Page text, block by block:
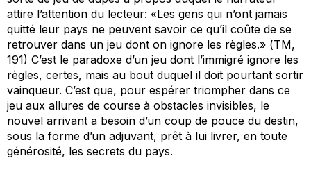
attire l’attention du lecteur: «Les gens qui n’ont jamais
quitté leur pays ne peuvent savoir ce qu’il coûte de se
retrouver dans un jeu dont on ignore les règles.» (TM,
191) C’est le paradoxe d’un jeu dont l’immigré ignore les
règles, certes, mais au bout duquel il doit pourtant sortir
vainqueur. C’est que, pour espérer triompher dans ce
jeu aux allures de course à obstacles invisibles, le
nouvel arrivant a besoin d’un coup de pouce du destin,
sous la forme d’un adjuvant, prêt à lui livrer, en toute
générosité, les secrets du pays.